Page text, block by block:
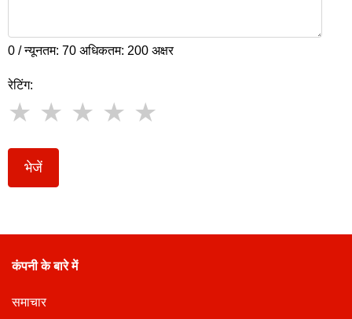
0 / न्यूनतम: 70 अधिकतम: 200 अक्षर
रेटिंग:
भेजें
कंपनी के बारे में
समाचार